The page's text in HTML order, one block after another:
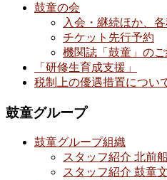
鼓童の会
入会・継続ほか、
チケット先行予約
機関誌「鼓童」の
「研修生育成支援」
税制上の優遇措置につい
鼓童グループ
鼓童グループ組織
スタッフ紹介 北前
スタッフ紹介 鼓童